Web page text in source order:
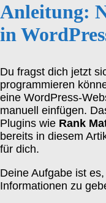
Anleitung:
in
Du fragst dich jetzt
programmieren
eine WordPress-
manuell einfügen.
Plugins wie Rank
bereits in diesem
für dich.
Deine Aufgabe ist
Informationen zu